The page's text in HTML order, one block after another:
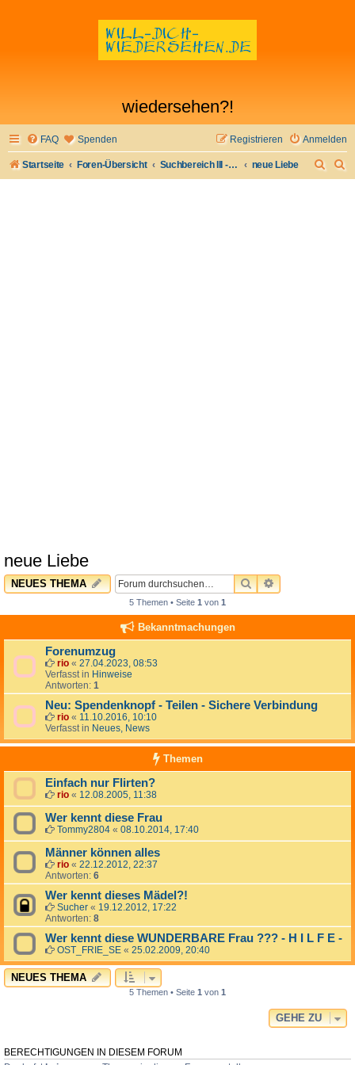
wiedersehen?!
FAQ Spenden Anmelden
Registrieren
Startseite Foren-Übersicht Suchbereich III - Bekanntschaften machen neue Liebe
neue Liebe
NEUES THEMA SUCHEERWEITERTE
5 Themen • Seite 1 von 1
Bekanntmachungen
Forenumzug
rio « 27.04.2023, 08:53
Verfasst in Hinweise
Antworten: 1
Neu: Spendenknopf - Teilen - Sichere Verbindung
rio « 11.10.2016, 10:10
Verfasst in Neues, News
Themen
Einfach nur Flirten?
rio « 12.08.2005, 11:38
Wer kennt diese Frau
Tommy2804 « 08.10.2014, 17:40
Männer können alles
rio « 22.12.2012, 22:37
Antworten: 6
Wer kennt dieses Mädel?!
Sucher « 19.12.2012, 17:22
Antworten: 8
Wer kennt diese WUNDERBARE Frau ??? - H I L F E -
OST_FRIE_SE « 25.02.2009, 20:40
NEUES THEMA
5 Themen • Seite 1 von 1
GEHE ZU
BERECHTIGUNGEN IN DIESEM FORUM